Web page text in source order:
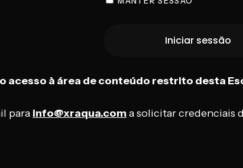
acesso à área de conteúdo restrito desta
para info@xraqua.coma solicitar credenciais